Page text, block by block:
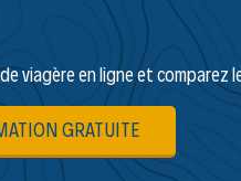
viagère en ligne et comparez
GRATUITE